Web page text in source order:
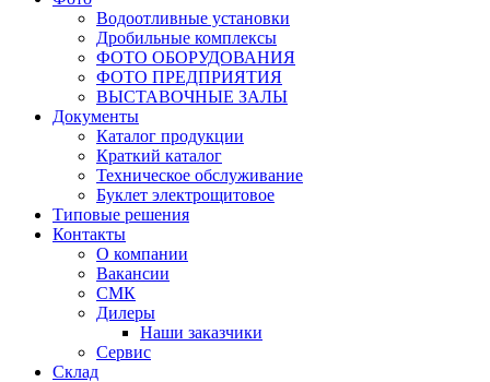
Водоотливные установки
Дробильные комплексы
ФОТО ОБОРУДОВАНИЯ
ФОТО ПРЕДПРИЯТИЯ
ВЫСТАВОЧНЫЕ ЗАЛЫ
Документы
Каталог продукции
Краткий каталог
Техническое обслуживание
Буклет электрощитовое
Типовые решения
Контакты
О компании
Вакансии
СМК
Дилеры
Наши заказчики
Сервис
Склад